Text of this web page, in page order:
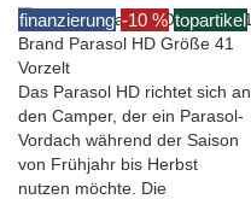
finanzierung -10 % topartikel
Brand Parasol HD Größe 41
Vorzelt
Das Parasol HD richtet sich an
den Camper, der ein Parasol-
Vordach während der Saison
von Frühjahr bis Herbst
nutzen möchte. Die